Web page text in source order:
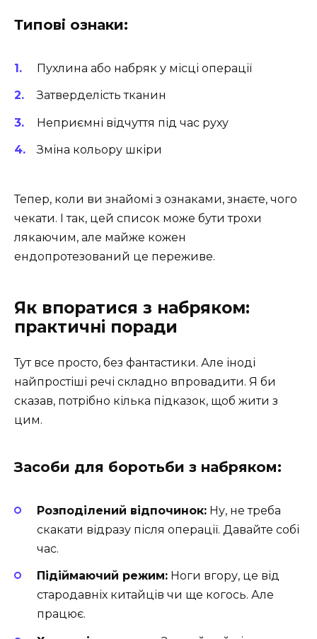
Типові ознаки:
Пухлина або набряк у місці операції
Затверделість тканин
Неприємні відчуття під час руху
Зміна кольору шкіри
Тепер, коли ви знайомі з ознаками, знаєте, чого
чекати. І так, цей список може бути трохи
лякаючим, але майже кожен
ендопротезований це переживе.
Як впоратися з набряком:
практичні поради
Тут все просто, без фантастики. Але іноді
найпростіші речі складно впровадити. Я би
сказав, потрібно кілька підказок, щоб жити з
цим.
Засоби для боротьби з набряком:
Розподілений відпочинок: Ну, не треба
скакати відразу після операції. Давайте собі
час.
Підіймаючий режим: Ноги вгору, це від
стародавніх китайців чи ще когось. Але
працює.